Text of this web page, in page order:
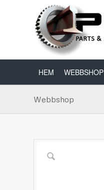
HEM WEBBSHOP
Webbshop